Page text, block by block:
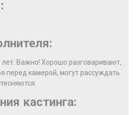
Важно! Хорошо разговаривают,
перед камерой, могут рассуждать
кастинга: